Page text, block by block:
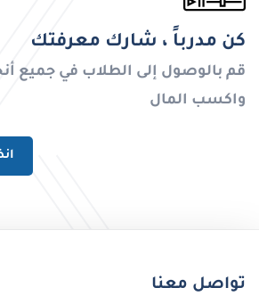
كن مدرباً ، شارك معرفتك
قم بالوصول إلى الطلاب في جميع
واكسب المال
تواصل معنا